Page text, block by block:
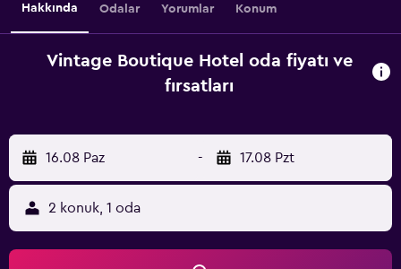
Hakkında Odalar Yorumlar Konum
Vintage Boutique Hotel oda fiyatı ve
fırsatları
16.08 Paz - 17.08 Pzt
2 konuk, 1 oda